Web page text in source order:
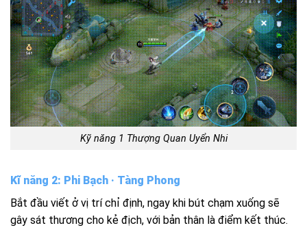
Kỹ năng 1 Thượng Quan Uyển Nhi
Kĩ năng 2: Phi Bạch · Tàng Phong
Bắt đầu viết ở vị trí chỉ định, ngay khi bút chạm xuống sẽ
gây sát thương cho kẻ địch, với bản thân là điểm kết thúc.